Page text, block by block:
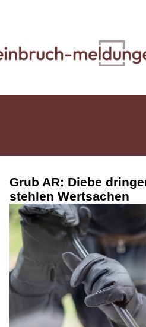
Grub AR: Diebe
stehlen Wertsachen